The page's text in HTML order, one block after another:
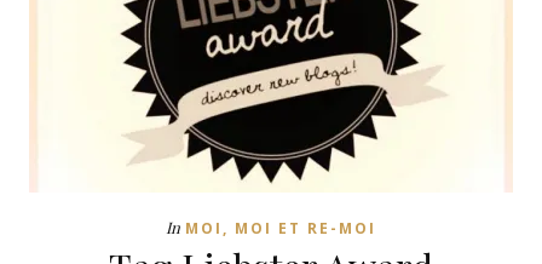
In MOI, MOI ET RE-MOI